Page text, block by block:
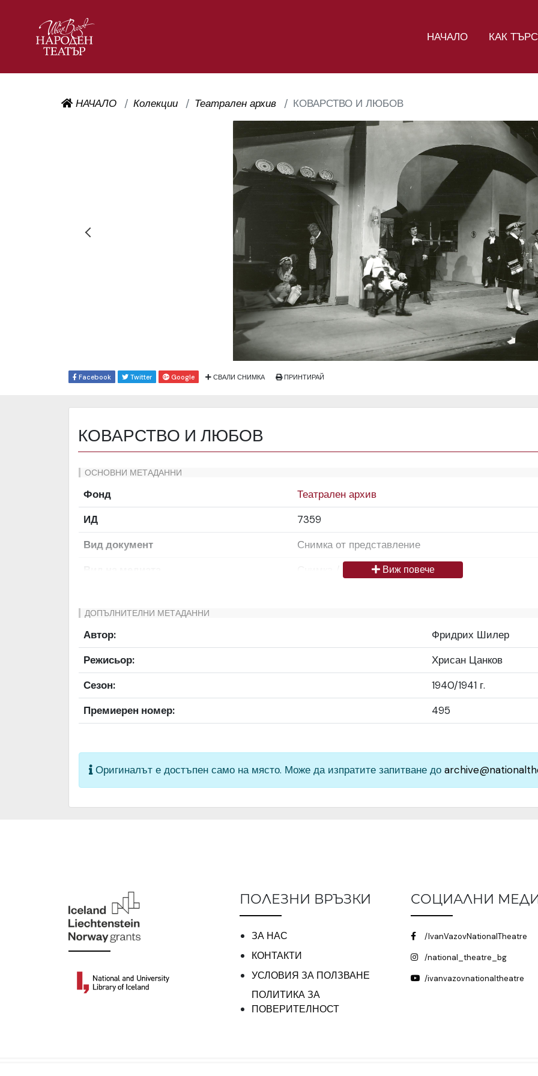
НАЧАЛО КАК
НАЧАЛО Колекции Театрален архив КОВАРСТВО И ЛЮБОВ
Facebook Twitter Google СВАЛИ СНИМКА ПРИНТИРАЙ
КОВАРСТВО И ЛЮБОВ
ОСНОВНИ МЕТАДАННИ
Фонд
Театрален архив
ИД
7359
Вид документ
Снимка от представление
Снимка / изображение
Права за ползване
Предоставяща страна
България
Качество на изображението
Средно
Институция
Народен театър „Иван Вазов“, гр. София, България
Виж повече
ДОПЪЛНИТЕЛНИ МЕТАДАННИ
Автор:
Фридрих Шилер
Режисьор:
Хрисан Цанков
Сезон:
1940/1941 г.
Премиерен номер:
495
Оригиналът е достъпен само на място. Може да изпратите запитване до
ПОЛЕЗНИ ВРЪЗКИ
ЗА НАС
КОНТАКТИ
УСЛОВИЯ ЗА ПОЛЗВАНЕ
ПОЛИТИКА ЗА
ПОВЕРИТЕЛНОСТ
СОЦИАЛНИ
/IvanVazovNationalTheatre
/national_theatre_bg
/ivanvazovnationaltheatre